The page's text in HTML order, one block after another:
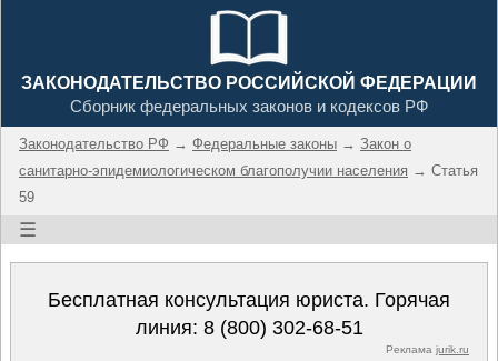
ЗАКОНОДАТЕЛЬСТВО РОССИЙСКОЙ ФЕДЕРАЦИИ
Сборник федеральных законов и кодексов РФ
Законодательство РФ → Федеральные законы → Закон о
санитарно-эпидемиологическом благополучии населения → Статья
59
☰
Бесплатная консультация юриста. Горячая
линия: 8 (800) 302-68-51
Реклама jurik.ru